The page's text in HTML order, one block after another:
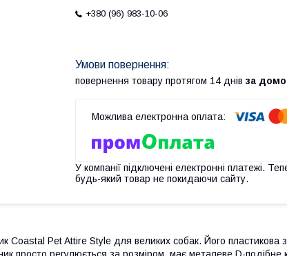
+380 (96) 983-10-06
повернення товару протягом 14 днів за
У компанії підключені електронні платежі.
будь-який товар не покидаючи сайту.
Coastal Pet Attire Style для великих собак. Його пластикова
просто регулюється за розміром, має металеве D-подібне